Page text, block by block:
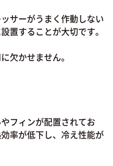
サーがうまく作動しない
置することが大切です。
欠かせません。
フィンが配置されてお
率が低下し、冷え性能が